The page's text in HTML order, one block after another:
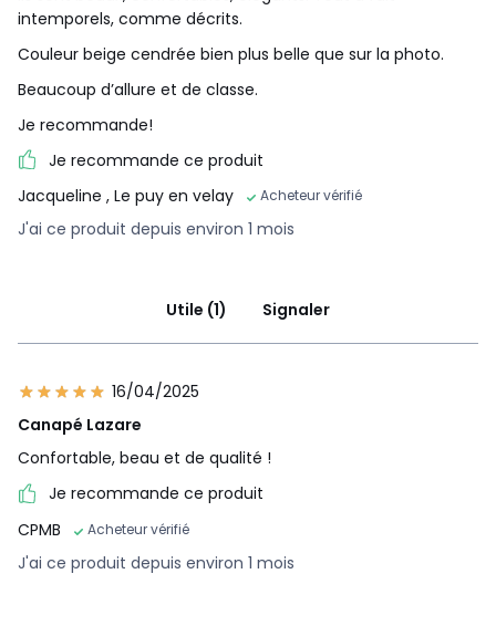
• Coussin d'appoint (3 coussins pour le 3 places, 4
d'oie
• Dimensions des coussins d'appoint : 51x51 cm
Entretien
• Entièrement déhoussable
• Nettoyage à sec
Garantie
• Garantie commerciale La Redoute 5 ans : structure
livré chez vous, sur rendez-vous. Attention ! Veuillez vérifier
permettront le passage du colis.
•FABRIQUÉ EN ITALIE.
•
FABRICATION À LA DEMANDE.
votre canapé sur commande, en fonction de vos choix de
taille, de confort, de revêtement et de coloris. Pas de
surproduction, pas de matières premières utilisées
inutilement.
intemporels, comme décrits.
Couleur beige cendrée bien plus belle que sur la photo.
Beaucoup d’allure et de classe.
Je recommande!
Je recommande ce produit
Jacqueline , Le puy en velay Acheteur vérifié
J'ai ce produit depuis environ 1 mois
Utile (1) Signaler
16/04/2025
Canapé Lazare
Confortable, beau et de qualité !
Je recommande ce produit
CPMB
Acheteur vérifié
J'ai ce produit depuis environ 1 mois